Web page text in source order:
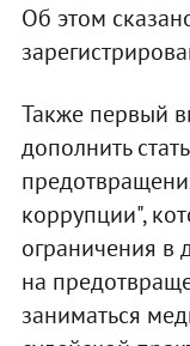
Об этом
Также первый
дополнить
коррупции",
ограничения в
на
заниматься